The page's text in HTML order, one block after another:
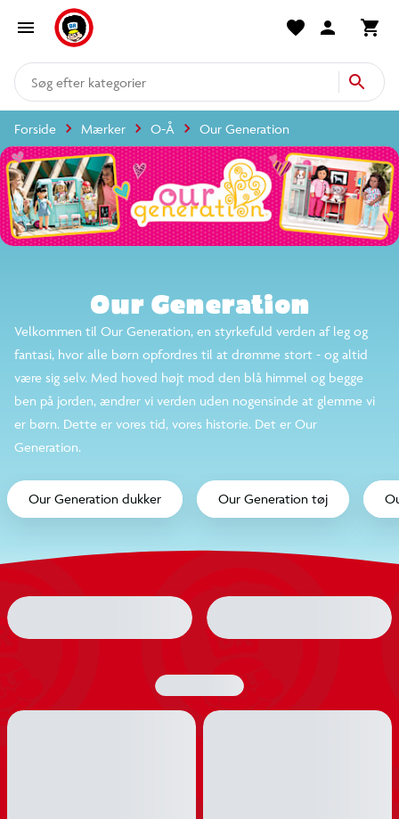
produkter
kategorier
mere end 14.000 varer
Forside Mærker O-Å Our Generation
Our Generation
Velkommen til Our Generation, en styrkefuld verden af
leg og fantasi, hvor alle børn opfordres til at drømme
stort - og altid være sig selv. Med hoved højt mod
den blå himmel og begge ben på jorden, ændrer vi
verden uden nogensinde at glemme vi er børn. Dette
er vores tid, vores historie. Det er Our Generation.
Our Generation dukker